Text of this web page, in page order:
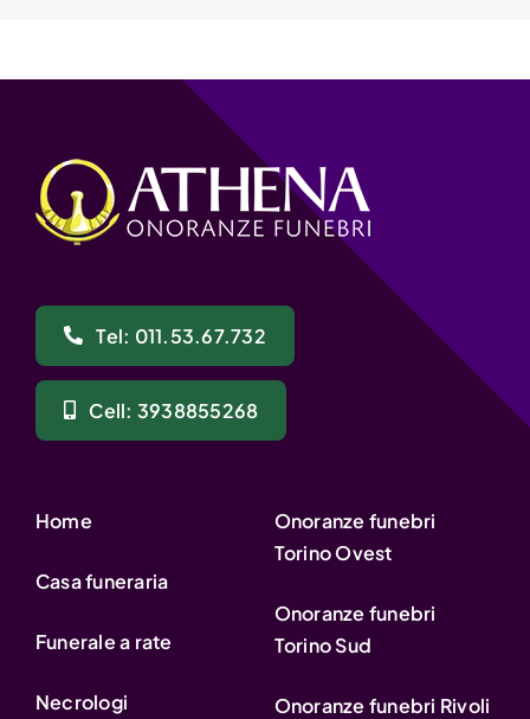
Tel: 011.53.67.732
Cell: 3938855268
Home
Casa funeraria
Funerale a rate
Necrologi
Onoranze funebri
Torino Ovest
Onoranze funebri
Torino Sud
Onoranze funebri Rivoli